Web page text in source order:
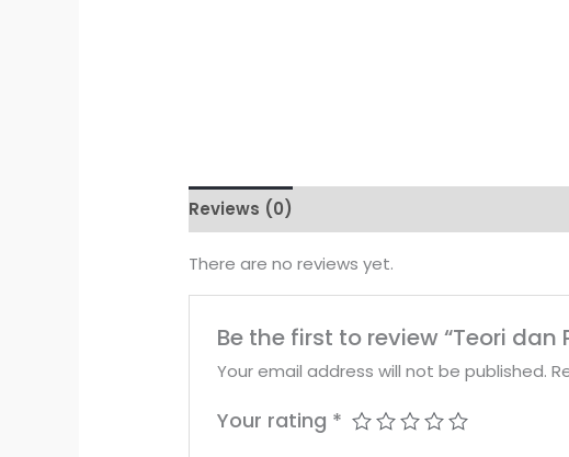
Reviews (0)
There are no reviews yet.
Be the first to review “Teori
Your email address will not be published.
Your rating *